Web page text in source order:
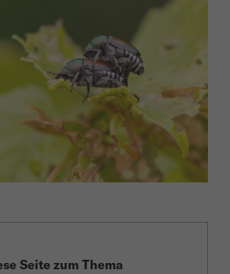
Seite zum Thema